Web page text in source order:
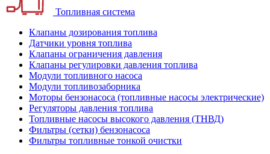
Топливная система
Клапаны дозирования топлива
Датчики уровня топлива
Клапаны ограничения давления
Клапаны регулировки давления топлива
Модули топливного насоса
Модули топливозаборника
Моторы бензонасоса (топливные насосы электрические)
Регуляторы давления топлива
Топливные насосы высокого давления (ТНВД)
Фильтры (сетки) бензонасоса
Фильтры топливные тонкой очистки